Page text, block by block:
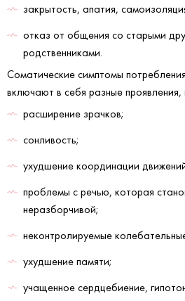
закрытость, апатия,
отказ от общения со старыми
родственниками.
Соматические симптомы
включают в себя разные
расширение зрачков;
сонливость;
ухудшение координации
проблемы с речью, которая
неразборчивой;
неконтролируемые
ухудшение памяти;
учащенное сердцебиение,